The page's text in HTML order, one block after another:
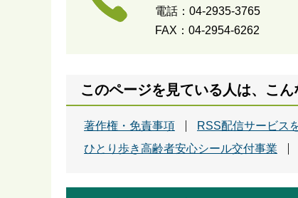
電話：04-2935-3765
FAX：04-2954-6262
このページを見ている人は、こ
著作権・免責事項 RSS配信サービス
ひとり歩き高齢者安心シール交付事業